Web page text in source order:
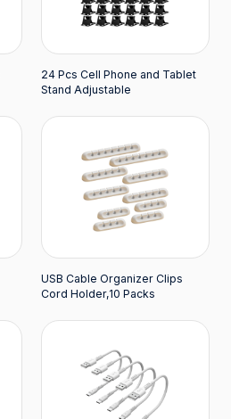
24 Pcs Cell Phone and Tablet
Stand Adjustable
USB Cable Organizer Clips
Cord Holder,10 Packs